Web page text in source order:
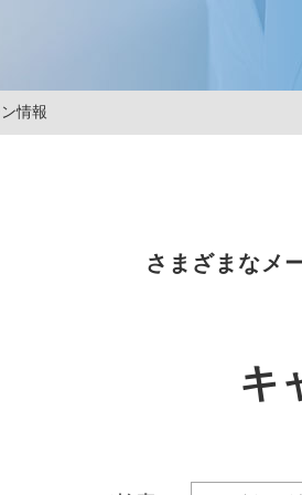
情報
さまざまなメ
キ